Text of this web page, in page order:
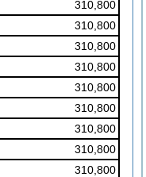
310,800
310,800
310,800
310,800
310,800
310,800
310,800
310,800
310,800